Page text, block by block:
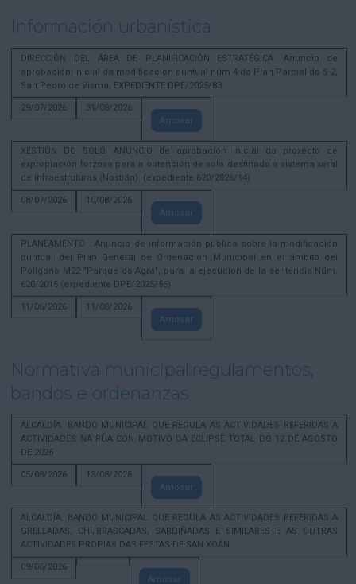
Información urbanística
DIRECCIÓN DEL ÁREA DE PLANIFICACIÓN ESTRATÉGICA. Anuncio de
aprobación inicial da modificación puntual núm 4 do Plan Parcial do S-2,
San Pedro de Visma, EXPEDIENTE DPE/2025/83
29/07/2026
31/08/2026
Amosar
XESTIÓN DO SOLO. ANUNCIO de aprobación inicial do proxecto de
expropiación forzosa para a obtención de solo destinado a sistema xeral
de infraestruturas (Nostián). (expediente 620/2026/14)
08/07/2026
10/08/2026
Amosar
PLANEAMENTO . Anuncio de información pública sobre la modificación
puntual del Plan General de Ordenación Municipal en el ámbito del
Polígono M22 "Parque do Agra", para la ejecución de la sentencia Núm.
620/2015 (expediente DPE/2025/56)
11/06/2026
11/08/2026
Amosar
Normativa municipal:regulamentos,
bandos e ordenanzas
ALCALDÍA. BANDO MUNICIPAL QUE REGULA AS ACTIVIDADES REFERIDAS A
ACTIVIDADES NA RÚA CON MOTIVO DA ECLIPSE TOTAL DO 12 DE AGOSTO
DE 2026
05/08/2026
13/08/2026
Amosar
ALCALDÍA. BANDO MUNICIPAL QUE REGULA AS ACTIVIDADES REFERIDAS A
GRELLADAS, CHURRASCADAS, SARDIÑADAS E SIMILARES E AS OUTRAS
ACTIVIDADES PROPIAS DAS FESTAS DE SAN XOÁN
09/06/2026
Amosar